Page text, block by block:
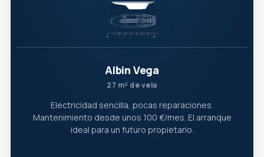
Albin Vega
27 m² de vela
Electricidad sencilla, pocas reparaciones.
Mantenimiento desde unos 100 €/mes. El arranque
ideal para un futuro propietario.